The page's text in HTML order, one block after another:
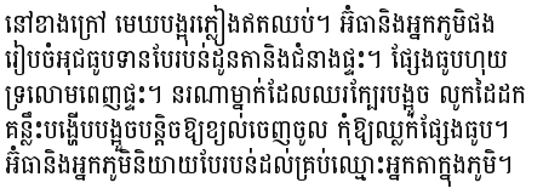
នៅខាងក្រៅ មេឃបង្អុរភ្លៀងឥតឈប់។ អ៊ំធានិងអ្នកភូមិផង
រៀបចំអុជធូបទានបែរបន់ដូនតានិងជំនាងផ្ទះ។ ផ្សែងធូបហុយ
ទ្រលោមពេញផ្ទះ។ នរណាម្នាក់ដែលឈរក្បែរបង្អួច លូកដៃដក
គន្លឹះបង្ហើបបង្អួចបន្តិចឱ្យខ្យល់ចេញចូល កុំឱ្យឈ្លក់ផ្សែងធូប។
អ៊ំធានិងអ្នកភូមិនិយាយបែរបន់ដល់គ្រប់ឈ្មោះអ្នកតាក្នុងភូមិ។